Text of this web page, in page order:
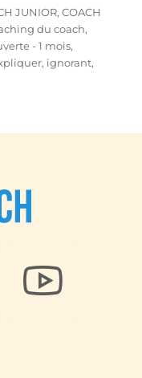
JUNIOR,COACH
du coach,
- 1 mois,
, ignorant,